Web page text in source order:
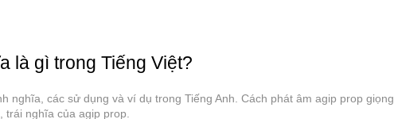
là gì trong Tiếng Việt?
nghĩa, các sử dụng và ví dụ trong Tiếng Anh. Cách phát âm agip prop giọng
nghĩa của agip prop.